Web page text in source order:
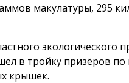
макулатуры, 295
экологического
в тройку призёров по
крышек.